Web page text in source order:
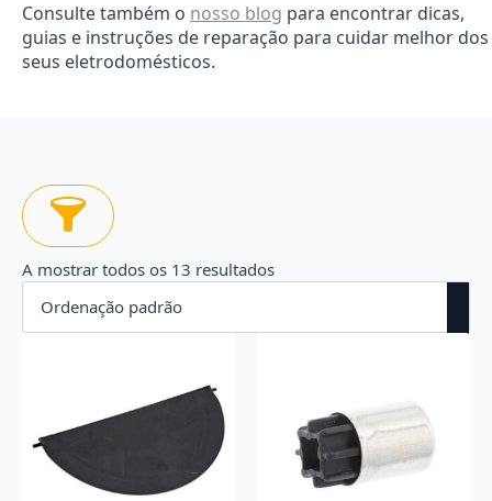
Consulte também o nosso blog para encontrar dicas,
guias e instruções de reparação para cuidar melhor dos
seus eletrodomésticos.
A mostrar todos os 13 resultados